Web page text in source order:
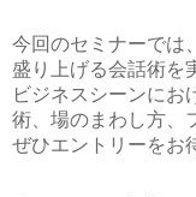
今回のセミナーでは
盛り上げる会話術を
ビジネスシーンにお
術、場のまわし方、
ぜひエントリーをお